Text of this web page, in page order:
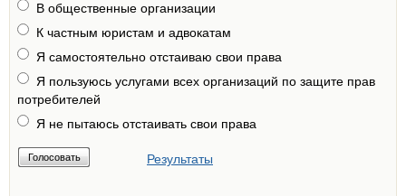
В общественные организации
К частным юристам и адвокатам
Я самостоятельно отстаиваю свои права
Я пользуюсь услугами всех организаций по защите прав
потребителей
Я не пытаюсь отстаивать свои права
Результаты